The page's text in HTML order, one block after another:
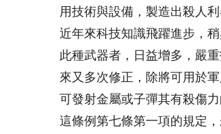
用技術與設備，製造出殺人
近年來科技知識飛躍進步，
此種武器者，日益增多，嚴
來又多次修正，除將可用於
可發射金屬或子彈其有殺傷
這條例第七條第一項的規定